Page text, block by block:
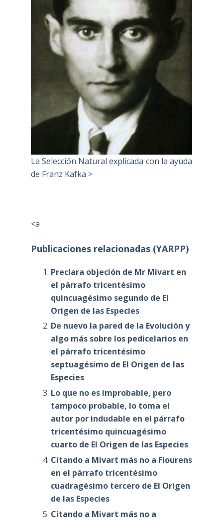
La Selección Natural explicada con la ayuda
de Franz Kafka >
<a
Publicaciones relacionadas (YARPP)
Preclara objeción de Mr Mivart en
el párrafo tricentésimo
quincuagésimo segundo de El
Origen de las Especies
De nuevo la pared de la Evolución y
algo más sobre los pedicelarios en
el párrafo tricentésimo
septuagésimo de El Origen de las
Especies
Lo que no es improbable, pero
tampoco probable, lo toma el
autor por indudable en el párrafo
tricentésimo quincuagésimo
cuarto de El Origen de las Especies
Citando a Mivart más no a Flourens
en el párrafo tricentésimo
cuadragésimo tercero de El Origen
de las Especies
Citando a Mivart más no a